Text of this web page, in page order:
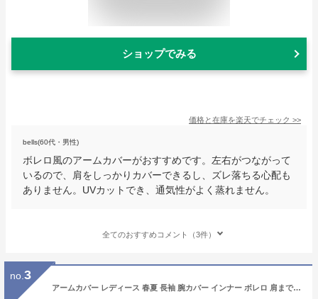
ショップでみる
価格と在庫を楽天でチェック >>
bells(60代・男性)
ボレロ風のアームカバーがおすすめです。左右がつながって
いるので、肩をしっかりカバーできるし、ズレ落ちる心配も
ありません。UVカットでき、通気性がよく蒸れません。
全てのおすすめコメント（3件）
no. 3
アームカバー レディース 春夏 長袖 腕カバー インナー ボレロ 肩まで 黒 白 ロング UVカット UV対策 手の甲 指なし 親指穴 シンプル 紫外線対策 日焼け対策 ストレッチ 伸縮性 薄手 サラサラ アウトドア スポーツ ゴルフ 登山 お出かけ 運転 自転車 自動車 普段使い UPF45+